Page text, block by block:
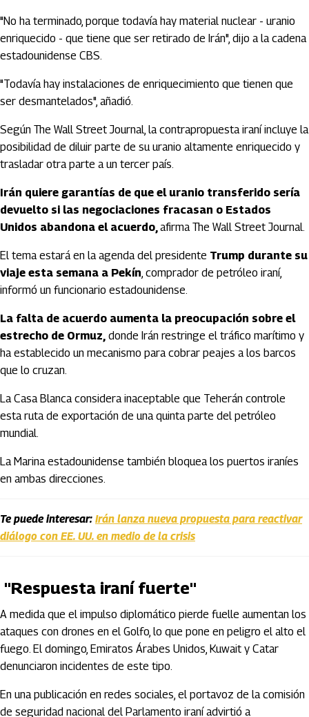
"No ha terminado, porque todavía hay material nuclear - uranio
enriquecido - que tiene que ser retirado de Irán", dijo a la cadena
estadounidense CBS.
"Todavía hay instalaciones de enriquecimiento que tienen que
ser desmantelados", añadió.
Según The Wall Street Journal, la contrapropuesta iraní incluye la
posibilidad de diluir parte de su uranio altamente enriquecido y
trasladar otra parte a un tercer país.
Irán quiere garantías de que el uranio transferido sería
devuelto si las negociaciones fracasan o Estados
Unidos abandona el acuerdo,afirma The Wall Street Journal.
El tema estará en la agenda del presidente Trump durante su
viaje esta semana a Pekín, comprador de petróleo iraní,
informó un funcionario estadounidense.
La falta de acuerdo aumenta la preocupación sobre el
estrecho de Ormuz, donde Irán restringe el tráfico marítimo y
ha establecido un mecanismo para cobrar peajes a los barcos
que lo cruzan.
La Casa Blanca considera inaceptable que Teherán controle
esta ruta de exportación de una quinta parte del petróleo
mundial.
La Marina estadounidense también bloquea los puertos iraníes
en ambas direcciones.
Te puede interesar: Irán lanza nueva propuesta para reactivar
diálogo con EE. UU. en medio de la crisis
"Respuesta iraní fuerte"
A medida que el impulso diplomático pierde fuelle aumentan los
ataques con drones en el Golfo, lo que pone en peligro el alto el
fuego. El domingo, Emiratos Árabes Unidos, Kuwait y Catar
denunciaron incidentes de este tipo.
En una publicación en redes sociales, el portavoz de la comisión
de seguridad nacional del Parlamento iraní advirtió a